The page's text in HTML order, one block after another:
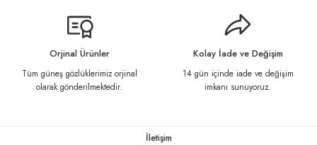
Ürün bilgilerinde hatalar bulunuyor.
Orjinal Ürünler
Tüm güneş gözlüklerimiz orjinal
olarak gönderilmektedir.
Kolay İade ve Değişim
14 gün içinde iade ve değişim
imkanı sunuyoruz.
İletişim